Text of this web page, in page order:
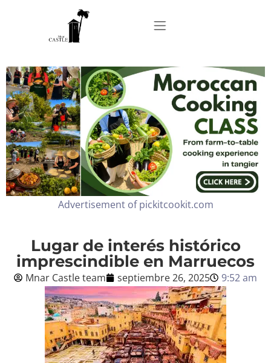
Home
About
Apartments
Our Top Experiences
Contact us
Blog
Español
Advertisement of pickitcookit.com
Lugar de interés histórico
imprescindible en Marruecos
Mnar Castle team septiembre 26, 2025 9:52 am